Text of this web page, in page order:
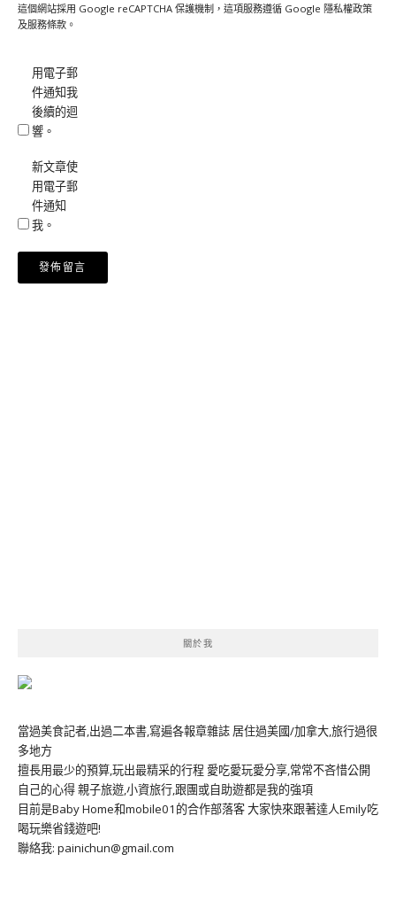
這個網站採用 Google reCAPTCHA 保護機制，這項服務遵循 Google 隱私權政策
及服務條款 。
用電子郵
件通知我
後續的迴
響。
新文章使
用電子郵
件通知
我。
關於我
當過美食記者,出過二本書,寫遍各報章雜誌 居住過美國/加拿大,旅行過很
多地方
擅長用最少的預算,玩出最精采的行程 愛吃愛玩愛分享,常常不吝惜公開
自己的心得 親子旅遊,小資旅行,跟團或自助遊都是我的強項
目前是Baby Home和mobile01的合作部落客 大家快來跟著達人Emily吃
喝玩樂省錢遊吧!
聯絡我: painichun@gmail.com